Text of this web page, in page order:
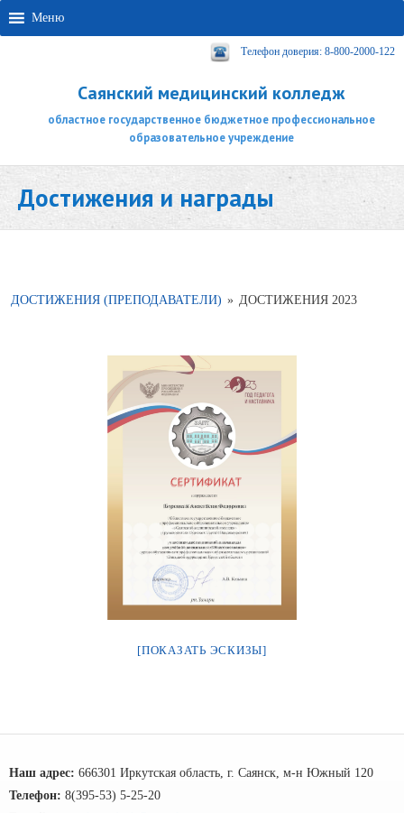
Меню
Телефон доверия: 8-800-2000-122
Саянский медицинский колледж
областное государственное бюджетное профессиональное
образовательное учреждение
Достижения и награды
ДОСТИЖЕНИЯ (ПРЕПОДАВАТЕЛИ) » ДОСТИЖЕНИЯ 2023
[ПОКАЗАТЬ ЭСКИЗЫ]
Наш адрес: 666301 Иркутская область, г. Саянск, м-н Южный 120
Телефон: 8(395-53) 5-25-20